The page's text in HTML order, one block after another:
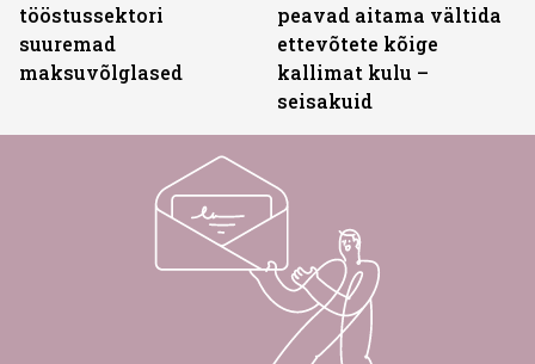
tööstussektori
suuremad
maksuvõlglased
peavad aitama vältida
ettevõtete kõige
kallimat kulu –
seisakuid